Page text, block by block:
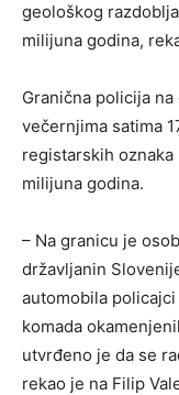
geološkog
milijuna godina,
Granična policija
večernjima satima
registarskih
milijuna godina.
– Na granicu je
državljanin
automobila
komada
utvrđeno je da se
rekao je na Filip